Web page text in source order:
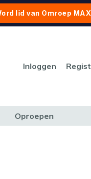
lid van Omroep MAX
Inloggen
Oproepen